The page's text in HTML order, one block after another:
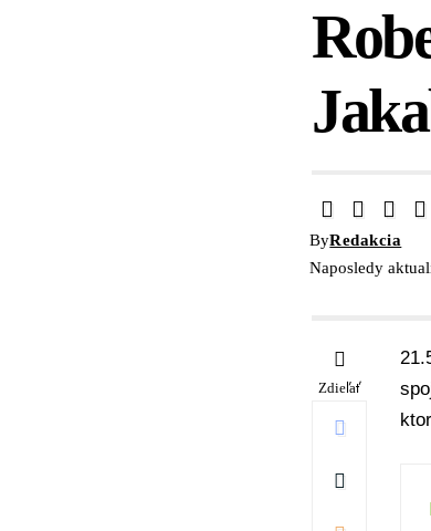
Naposledy
ByRedakcia
Zdieľať